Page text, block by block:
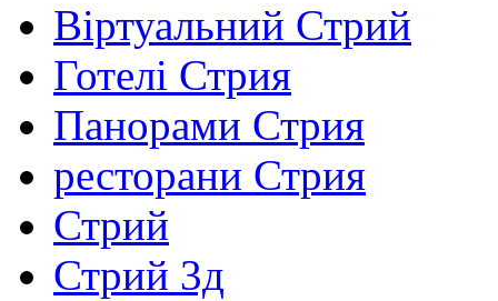
Віртуальний Стрий
Готелі Стрия
Панорами Стрия
ресторани Стрия
Стрий
Стрий 3д